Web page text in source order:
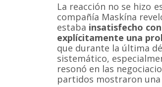
La reacción no se hizo
compañía Maskína
estaba insatisfecho
explícitamente una
que durante la última
sistemático,
resonó en las
partidos mostraron
Somos una organización no